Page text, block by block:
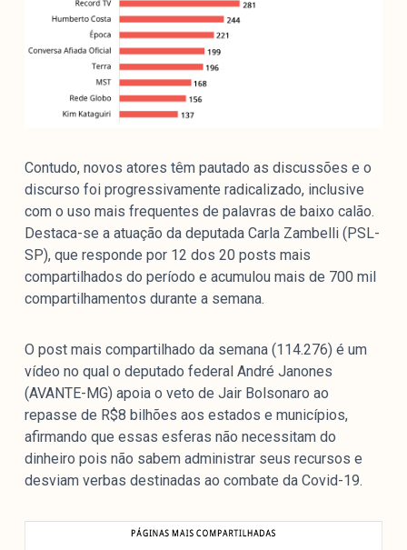
Contudo, novos atores têm pautado as discussões e o
discurso foi progressivamente radicalizado, inclusive
com o uso mais frequentes de palavras de baixo calão.
Destaca-se a atuação da deputada Carla Zambelli (PSL-
SP), que responde por 12 dos 20 posts mais
compartilhados do período e acumulou mais de 700 mil
compartilhamentos durante a semana.
O post mais compartilhado da semana (114.276) é um
vídeo no qual o deputado federal André Janones
(AVANTE-MG) apoia o veto de Jair Bolsonaro ao
repasse de R$8 bilhões aos estados e municípios,
afirmando que essas esferas não necessitam do
dinheiro pois não sabem administrar seus recursos e
desviam verbas destinadas ao combate da Covid-19.